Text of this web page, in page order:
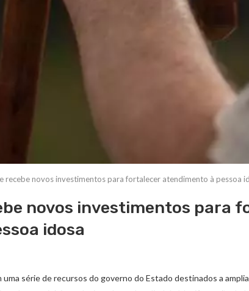
recebe novos investimentos para fortalecer atendimento à pessoa
novos investimentos para
idosa
série de recursos do governo do Estado destinados a